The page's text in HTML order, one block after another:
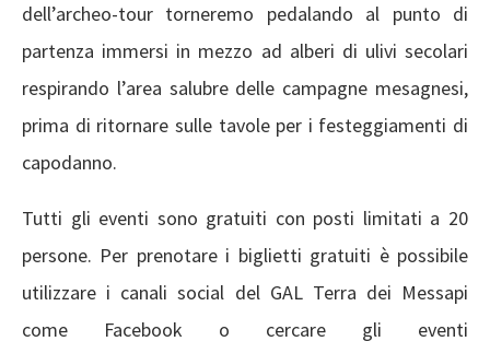
dell’archeo-tour torneremo pedalando al punto di
partenza immersi in mezzo ad alberi di ulivi secolari
respirando l’area salubre delle campagne mesagnesi,
prima di ritornare sulle tavole per i festeggiamenti di
capodanno.
Tutti gli eventi sono gratuiti con posti limitati a 20
persone. Per prenotare i biglietti gratuiti è possibile
utilizzare i canali social del GAL Terra dei Messapi
come Facebook o cercare gli eventi